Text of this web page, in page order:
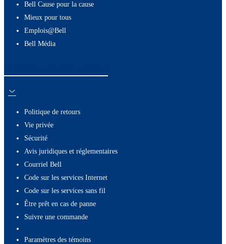
Bell Cause pour la cause
Mieux pour tous
Emplois@Bell
Bell Média
Politique de retours
Vie privée
Sécurité
Avis juridiques et réglementaires
Courriel Bell
Code sur les services Internet
Code sur les services sans fil
Être prêt en cas de panne
Suivre une commande
paramètres des témoins